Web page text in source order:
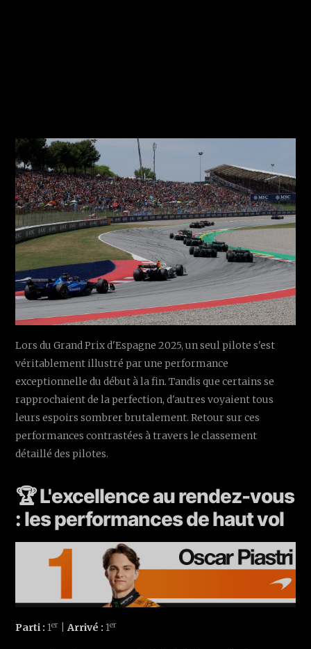
Lors du Grand Prix d'Espagne 2025, un seul pilote s'est
véritablement illustré par une performance
exceptionnelle du début à la fin. Tandis que certains se
rapprochaient de la perfection, d'autres voyaient tous
leurs espoirs sombrer brutalement. Retour sur ces
performances contrastées à travers le classement
détaillé des pilotes.
🏆 L'excellence au rendez-vous
: les performances de haut vol
Parti : 1er |Arrivé : 1er